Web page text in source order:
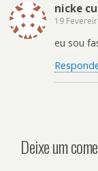
nicke
19
eu sou
Deixe um